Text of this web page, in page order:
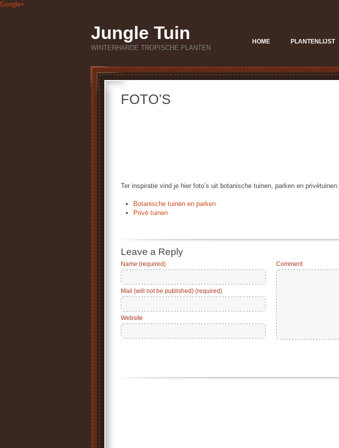
Google+
Jungle Tuin
WINTERHARDE TROPISCHE PLANTEN
HOME PLANTENLIJST
FOTO’S
Ter inspiratie vind je hier foto’s uit botanische tuinen, parken en privétuinen:
Botanische tuinen en parken
Privé tuinen
Leave a Reply
Name (required)
Mail (will not be published) (required)
Website
Comment